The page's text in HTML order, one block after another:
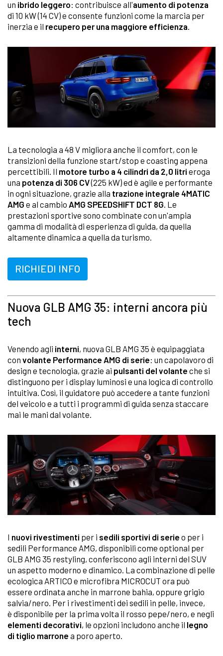
un ibrido leggero: contribuisce all'aumento di potenza
di 10 kW (14 CV) e consente funzioni come la marcia per
inerzia e il recupero per una maggiore efficienza.
La tecnologia a 48 V migliora anche il comfort, con le
transizioni della funzione start/stop e coasting appena
percettibili. Il motore turbo a 4 cilindri da 2,0 litri eroga
una potenza di 306 CV(225 kW) ed è agile e performante
in ogni situazione, grazie alla trazione integrale 4MATIC
AMG e al cambio AMG SPEEDSHIFT DCT 8G . Le
prestazioni sportive sono combinate con un'ampia
gamma di modalità di esperienza di guida, da quella
altamente dinamica a quella da turismo.
RICHIEDI INFO
Nuova GLB AMG 35: interni ancora più
tech
Venendo agli interni, nuova GLB AMG 35 è equipaggiata
con volante Performance AMG di serie: un capolavoro di
design e tecnologia, grazie ai pulsanti del volante che si
distinguono per i display luminosi e una logica di controllo
intuitiva. Così, il guidatore può accedere a tante funzioni
del veicolo e a tutti i programmi di guida senza staccare
mai le mani dal volante.
I nuovi rivestimenti per i sedili sportivi di serie o per i
sedili Performance AMG, disponibili come optional per
GLB AMG 35 restyling, conferiscono agli interni del SUV
un aspetto moderno e dinamico. La combinazione di pelle
ecologica ARTICO e microfibra MICROCUT ora può
essere ordinata anche in marrone bahia, oppure grigio
salvia/nero. Per i rivestimenti dei sedili in pelle, invece,
è disponibile per la prima volta il rosso pepe/nero, e negli
elementi decorativi, le opzioni includono anche il legno
di tiglio marrone a poro aperto.